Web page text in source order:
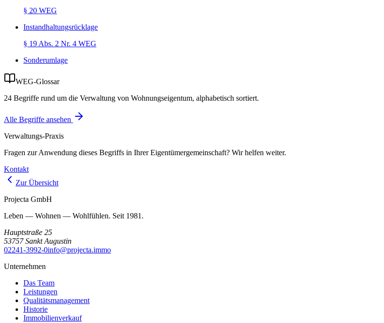
§ 20 WEG
Instandhaltungsrücklage
§ 19 Abs. 2 Nr. 4 WEG
Sonderumlage
WEG-Glossar
24 Begriffe rund um die Verwaltung von Wohnungseigentum, alphabetisch sortiert.
Alle Begriffe ansehen
Verwaltungs-Praxis
Fragen zur Anwendung dieses Begriffs in Ihrer Eigentümergemeinschaft? Wir helfen weiter.
Kontakt
Zur Übersicht
Projecta GmbH
Leben — Wohnen — Wohlfühlen. Seit 1981.
Hauptstraße 25
53757 Sankt Augustin
02241-3992-0info@projecta.immo
Unternehmen
Das Team
Leistungen
Qualitätsmanagement
Historie
Immobilienverkauf